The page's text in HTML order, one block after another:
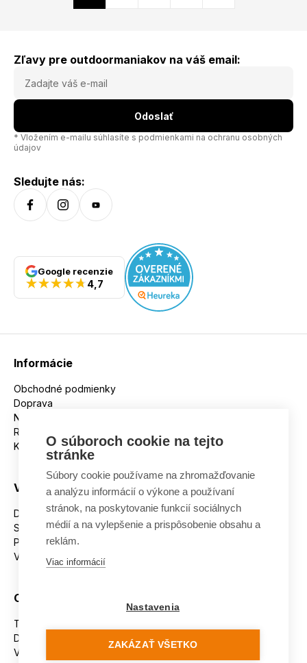
Zľavy pre outdoormaniakov na váš email:
Odoslať
* Vložením e-mailu súhlasíte s podmienkami na ochranu osobných
údajov
Sledujte nás:
Google recenzie
4,7
Informácie
Obchodné podmienky
Doprava
Nakupujeme na splátky
Reklamácie
Kontakt
Všetko o nákupe
Dostupnosť tovaru
Spracovanie osobných údajov
Platba
Výmena a vrátenie tovaru
Ostatné
Tabuľka veľkostí
Doporučená dĺžka lyží
Vypaľovanie papúč
O súboroch cookie na tejto
stránke
Súbory cookie používame na zhromažďovanie
a analýzu informácií o výkone a používaní
stránok, na poskytovanie funkcií sociálnych
médií a na vylepšenie a prispôsobenie obsahu a
reklám.
Viac informácií
Nastavenia
ZAKÁZAŤ VŠETKO